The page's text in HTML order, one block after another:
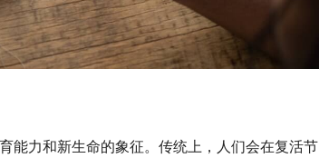
能力和新生命的象征。传统上，人们会在复活节